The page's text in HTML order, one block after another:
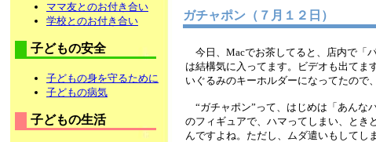
ママ友とのお付き合い
学校とのお付き合い
子どもの安全
子どもの身を守るために
子どもの病気
子どもの生活
ガチャポン（７月１２日）
今日、Macでお茶してると、店内で「
は結構気に入ってます。ビデオも出てま
いぐるみのキーホルダーになってたので
“ガチャポン”って、はじめは「あんな
のフィギュアで、ハマってしまい、とき
んですよね。ただし、ムダ遣いもしてし